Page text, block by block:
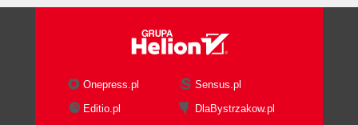
Onepress.pl
Sensus.pl
Editio.pl
DlaBystrzakow.pl